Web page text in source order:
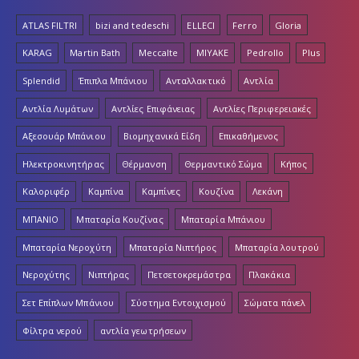
ATLAS FILTRI bizi and tedeschi ELLECI Ferro Gloria
KARAG Martin Bath Meccalte MIYAKE Pedrollo Plus
Splendid Έπιπλα Μπάνιου Ανταλλακτικό Αντλία
Αντλία Λυμάτων Αντλίες Επιφάνειας Αντλίες Περιφερειακές
Αξεσουάρ Μπάνιου Βιομηχανικά Είδη Επικαθήμενος
Ηλεκτροκινητήρας Θέρμανση Θερμαντικό Σώμα Κήπος
Καλοριφέρ Καμπίνα Καμπίνες Κουζίνα Λεκάνη
ΜΠΑΝΙΟ Μπαταρία Κουζίνας Μπαταρία Μπάνιου
Μπαταρία Νεροχύτη Μπαταρία Νιπτήρος Μπαταρία λουτρού
Νεροχύτης Νιπτήρας Πετσετοκρεμάστρα Πλακάκια
Σετ Επίπλων Μπάνιου Σύστημα Εντοιχισμού Σώματα πάνελ
Φίλτρα νερού αντλία γεωτρήσεων